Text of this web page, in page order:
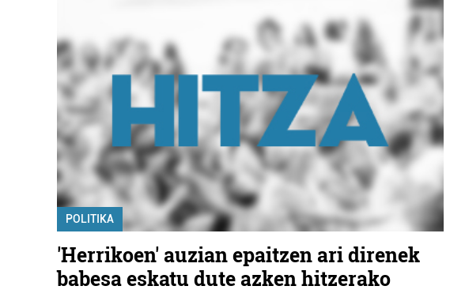
POLITIKA
'Herrikoen' auzian epaitzen ari direnek
babesa eskatu dute azken hitzerako